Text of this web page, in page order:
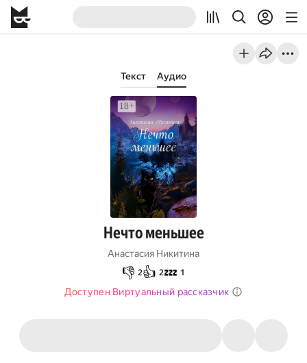
Текст Аудио
Нечто меньшее
Анастасия Никитина
👎 2👍 2💤 1
Доступен Виртуальный рассказчик